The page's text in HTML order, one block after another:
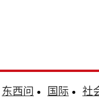
东西问 国际
社